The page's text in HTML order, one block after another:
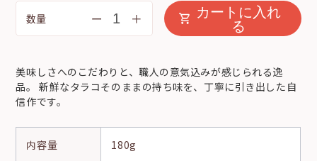
数量 ー ＋ カートに入れ
る
美味しさへのこだわりと、職人の意気込みが感じられる逸
品。
新鮮なタラコそのままの持ち味を、丁寧に引き出した自
信作です。
内容量 180g